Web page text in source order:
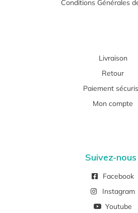
Conditions Générales
Livraison
Retour
Paiement
Mon compte
Suivez-nous
Facebook
Instagram
Youtube